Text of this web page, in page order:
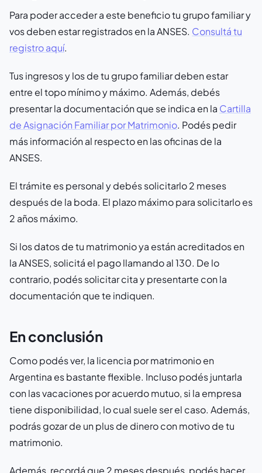
Para poder acceder a este beneficio tu grupo familiar y
vos deben estar registrados en la ANSES. Consultá tu
registro aquí.
Tus ingresos y los de tu grupo familiar deben estar
entre el topo mínimo y máximo. Además, debés
presentar la documentación que se indica en la Cartilla
de Asignación Familiar por Matrimonio. Podés pedir
más información al respecto en las oficinas de la
ANSES.
El trámite es personal y debés solicitarlo 2 meses
después de la boda. El plazo máximo para solicitarlo es
2 años máximo.
Si los datos de tu matrimonio ya están acreditados en
la ANSES, solicitá el pago llamando al 130. De lo
contrario, podés solicitar cita y presentarte con la
documentación que te indiquen.
En conclusión
Como podés ver, la licencia por matrimonio en
Argentina es bastante flexible. Incluso podés juntarla
con las vacaciones por acuerdo mutuo, si la empresa
tiene disponibilidad, lo cual suele ser el caso. Además,
podrás gozar de un plus de dinero con motivo de tu
matrimonio.
Además, recordá que 2 meses después, podés hacer